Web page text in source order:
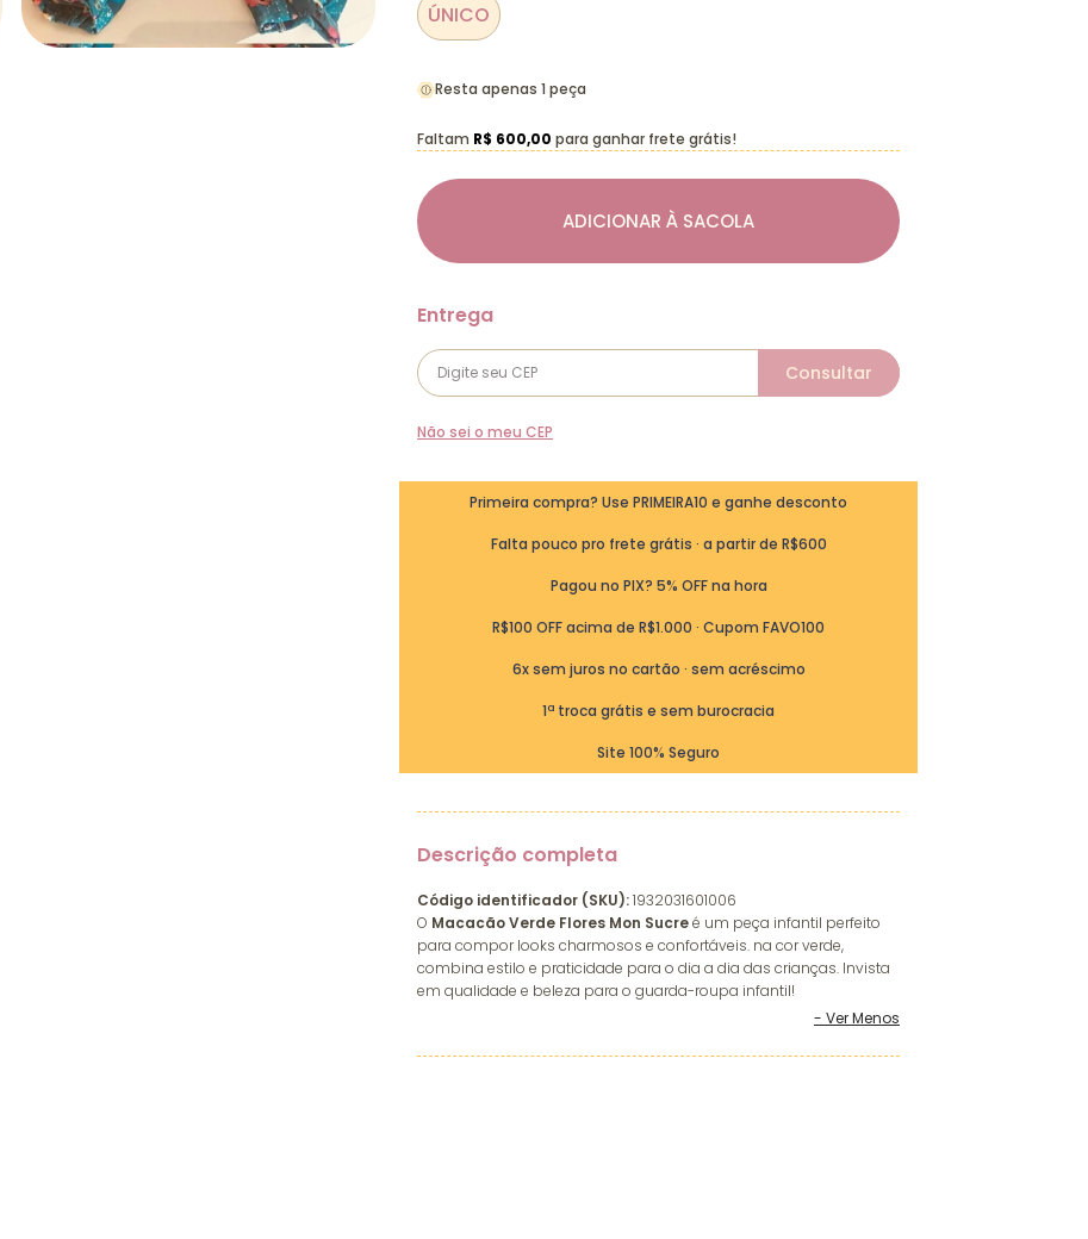
ÚNICO
ADICIONAR À SACOLA
Resta apenas 1 peça
Faltam R$ 600,00 para ganhar frete grátis!
Não sei o meu CEP
Primeira compra? Use PRIMEIRA10 e ganhe desconto
Falta pouco pro frete grátis · a partir de R$600
Pagou no PIX? 5% OFF na hora
R$100 OFF acima de R$1.000 · Cupom FAVO100
6x sem juros no cartão · sem acréscimo
1ª troca grátis e sem burocracia
Site 100% Seguro
Descrição completa
Código identificador (SKU):1932031601006
O Macacão Verde Flores Mon Sucreé um peça infantil perfeito
para compor looks charmosos e confortáveis. na cor verde,
combina estilo e praticidade para o dia a dia das crianças. Invista
em qualidade e beleza para o guarda-roupa infantil!